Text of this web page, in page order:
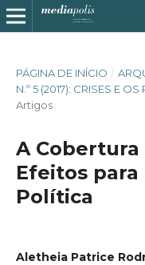
PÁGINA DE INÍCIO /
N.º 5 (2017): CRISES E
Artigos
A
Efeitos para
Política
Aletheia Patrice